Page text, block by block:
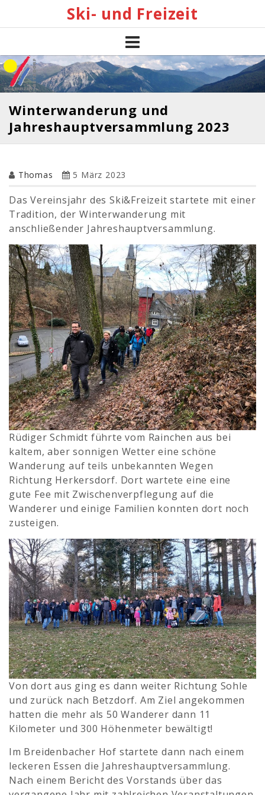
Ski- und Freizeit
Winterwanderung und
Jahreshauptversammlung 2023
Thomas 5 März 2023
Das Vereinsjahr des Ski&Freizeit startete mit einer
Tradition, der Winterwanderung mit
anschließender Jahreshauptversammlung.
Rüdiger Schmidt führte vom Rainchen aus bei
kaltem, aber sonnigen Wetter eine schöne
Wanderung auf teils unbekannten Wegen
Richtung Herkersdorf. Dort wartete eine eine
gute Fee mit Zwischenverpflegung auf die
Wanderer und einige Familien konnten dort noch
zusteigen.
Von dort aus ging es dann weiter Richtung Sohle
und zurück nach Betzdorf. Am Ziel angekommen
hatten die mehr als 50 Wanderer dann 11
Kilometer und 300 Höhenmeter bewältigt!
Im Breidenbacher Hof startete dann nach einem
leckeren Essen die Jahreshauptversammlung.
Nach einem Bericht des Vorstands über das